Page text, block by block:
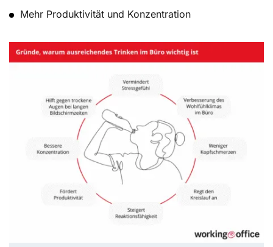
Mehr Produktivität und Konzentration